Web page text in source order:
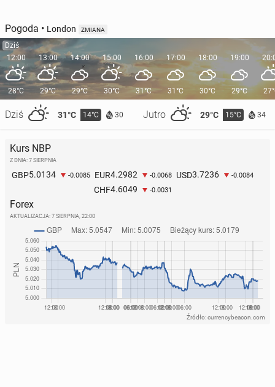
Pogoda • London ZMIANA
Dziś
12:00
28°C
Dziś 31°C 14°C 30 Jutro 29°C 15°C 34
13:00
29°C
14:00
29°C
15:00
30°C
16:00
31°C
17:00
31°C
18:00
30°C
19:00
29°C
Kurs NBP
Z DNIA: 7 SIERPNIA
GBP5.0134 -0.0085 EUR4.2982 -0.0068 USD3.7236 -0.0084
CHF4.6049 -0.0031
Forex
AKTUALIZACJA: 7 SIERPNIA, 22:00
Źródło: currencybeacon.com